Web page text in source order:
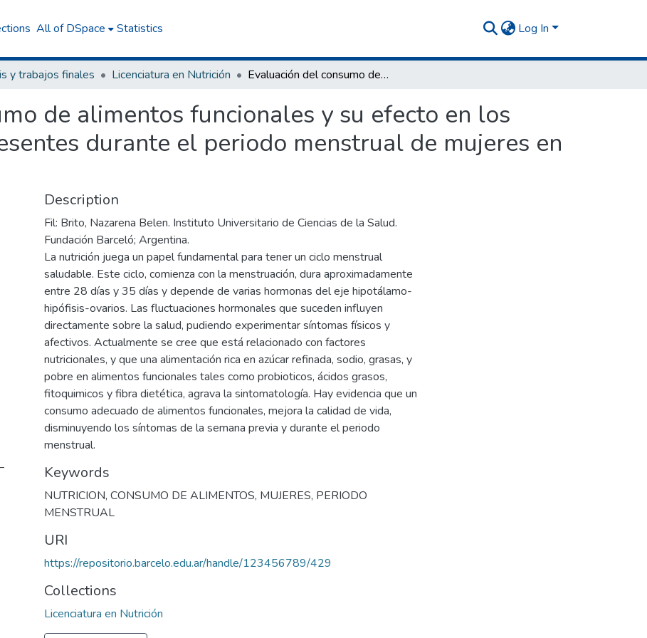
All of DSpace Statistics Log In
y trabajos finales Licenciatura en Nutrición Evaluación del consumo de alimentos funcionales y su efecto en los signos y síntomas presentes durante el periodo menstrual de mujeres en edad fértil
de alimentos funcionales y su efecto en los
durante el periodo menstrual de mujeres en
Description
Fil: Brito, Nazarena Belen. Instituto Universitario de Ciencias de la Salud.
Fundación Barceló; Argentina.
La nutrición juega un papel fundamental para tener un ciclo menstrual
saludable. Este ciclo, comienza con la menstruación, dura aproximadamente
entre 28 días y 35 días y depende de varias hormonas del eje hipotálamo-
hipófisis-ovarios. Las fluctuaciones hormonales que suceden influyen
directamente sobre la salud, pudiendo experimentar síntomas físicos y
afectivos. Actualmente se cree que está relacionado con factores
nutricionales, y que una alimentación rica en azúcar refinada, sodio, grasas, y
pobre en alimentos funcionales tales como probioticos, ácidos grasos,
fitoquimicos y fibra dietética, agrava la sintomatología. Hay evidencia que un
consumo adecuado de alimentos funcionales, mejora la calidad de vida,
disminuyendo los síntomas de la semana previa y durante el periodo
menstrual.
Keywords
NUTRICION, CONSUMO DE ALIMENTOS, MUJERES, PERIODO
MENSTRUAL
URI
https://repositorio.barcelo.edu.ar/handle/123456789/429
Collections
Licenciatura en Nutrición